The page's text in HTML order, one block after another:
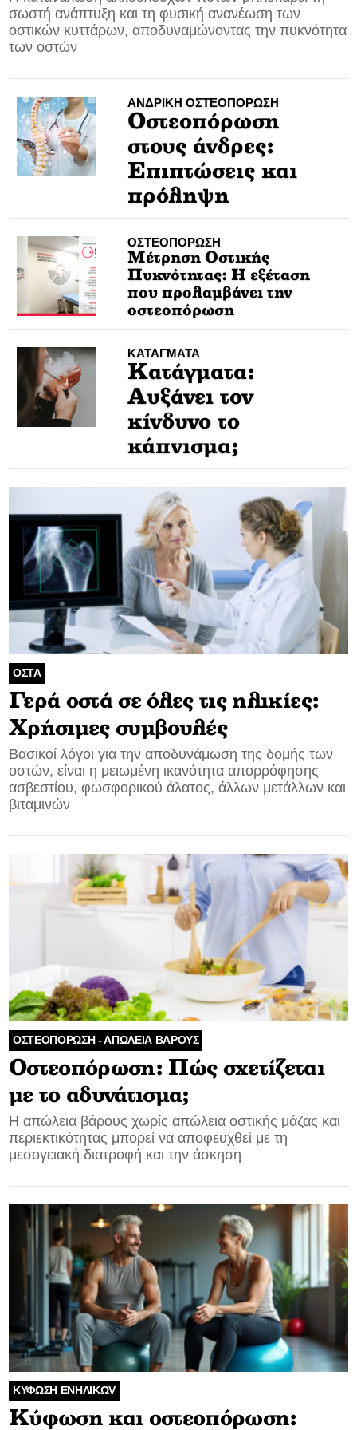
CONTACT
σωστή ανάπτυξη και τη φυσική ανανέωση των
οστικών κυττάρων, αποδυναμώνοντας την πυκνότητα
των οστών
ΑΝΔΡΙΚΗ ΟΣΤΕΟΠΟΡΩΣΗ
Οστεοπόρωση
στους άνδρες:
Επιπτώσεις και
πρόληψη
ΟΣΤΕΟΠΟΡΩΣΗ
Μέτρηση Οστικής
Πυκνότητας: Η εξέταση
που προλαμβάνει την
οστεοπόρωση
ΚΑΤΑΓΜΑΤΑ
Κατάγματα:
Αυξάνει τον
κίνδυνο το
κάπνισμα;
ΟΣΤΑ
Γερά οστά σε όλες τις ηλικίες:
Χρήσιμες συμβουλές
Βασικοί λόγοι για την αποδυνάμωση της δομής των
οστών, είναι η μειωμένη ικανότητα απορρόφησης
ασβεστίου, φωσφορικού άλατος, άλλων μετάλλων και
βιταμινών
ΟΣΤΕΟΠΟΡΩΣΗ - ΑΠΩΛΕΙΑ ΒΑΡΟΥΣ
Οστεοπόρωση: Πώς σχετίζεται
με το αδυνάτισμα;
Η απώλεια βάρους χωρίς απώλεια οστικής μάζας και
περιεκτικότητας μπορεί να αποφευχθεί με τη
μεσογειακή διατροφή και την άσκηση
ΚΥΦΩΣΗ ΕΝΗΛΙΚΩV
Κύφωση και οστεοπόρωση: